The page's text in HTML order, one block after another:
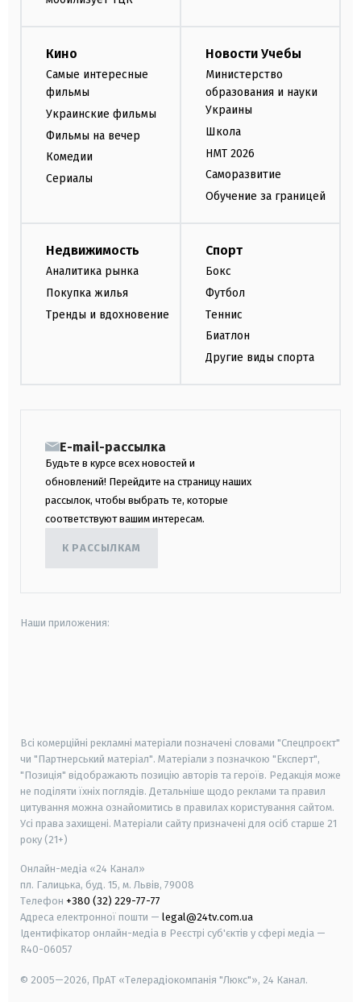
Кино
Самые интересные
фильмы
Украинские фильмы
Фильмы на вечер
Комедии
Сериалы
Новости Учебы
Министерство
образования и науки
Украины
Школа
НМТ 2026
Саморазвитие
Обучение за границей
Недвижимость
Аналитика рынка
Покупка жилья
Тренды и вдохновение
Спорт
Бокс
Футбол
Теннис
Биатлон
Другие виды спорта
E-mail-рассылка
Будьте в курсе всех новостей и
обновлений! Перейдите на страницу наших
рассылок, чтобы выбрать те, которые
соответствуют вашим интересам.
К РАССЫЛКАМ
Наши приложения:
Всі комерційні рекламні матеріали позначені словами "Спецпроєкт"
чи "Партнерський матеріал". Матеріали з позначкою "Експерт",
"Позиція" відображають позицію авторів та героїв. Редакція може
не поділяти їхніх поглядів. Детальніше щодо реклами та правил
цитування можна ознайомитись в правилах користування сайтом.
Усі права захищені. Матеріали сайту призначені для осіб старше 21
року (21+)
Онлайн-медіа «24 Канал»
пл. Галицька, буд. 15, м. Львів, 79008
Телефон +380 (32) 229-77-77
Адреса електронної пошти — legal@24tv.com.ua
Ідентифікатор онлайн-медіа в Реєстрі суб'єктів у сфері медіа —
R40-06057
© 2005—2026, ПрАТ «Телерадіокомпанія "Люкс"», 24 Канал.